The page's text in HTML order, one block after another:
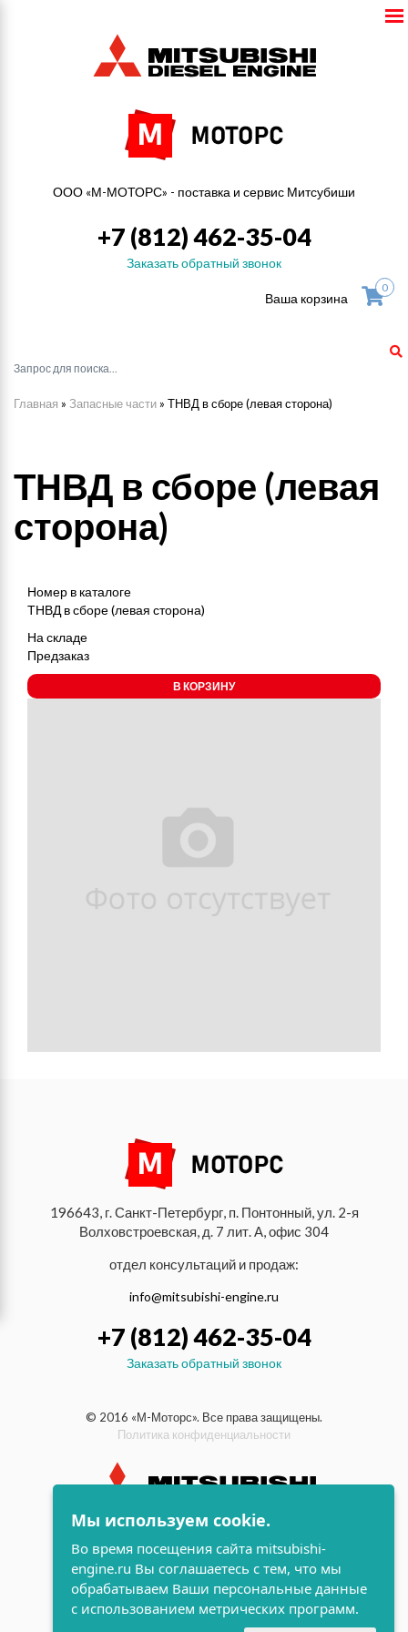
ООО «М-МОТОРС» - поставка и сервис Митсубиши
+7 (812) 462-35-04
Заказать обратный звонок
Ваша корзина
0
Главная » Запасные части » ТНВД в сборе (левая сторона)
ТНВД в сборе (левая
сторона)
Номер в каталоге
ТНВД в сборе (левая сторона)
На складе
Предзаказ
В КОРЗИНУ
196643, г. Санкт-Петербург, п. Понтонный, ул. 2-я
Волховстроевская, д. 7 лит. А, офис 304
отдел консультаций и продаж:
info@mitsubishi-engine.ru
+7 (812) 462-35-04
Заказать обратный звонок
© 2016 «М-Моторс». Все права защищены.
Политика конфиденциальности
индустриальные и морские
дизельные двигатели Mitsubishi
разработка сайта
Мы используем cookie.
Во время посещения сайта mitsubishi-
engine.ru Вы соглашаетесь с тем, что мы
обрабатываем Ваши персональные данные
с использованием метрических программ.